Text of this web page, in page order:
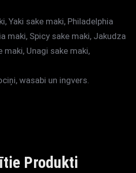
Yaki sake maki, Philadelphia
maki, Spicy sake maki, Jakudza
maki, Unagi sake maki,
wasabi un ingvers.
Produkti